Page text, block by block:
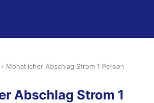
› Monatlicher Abschlag Strom 1 Person
Abschlag Strom 1